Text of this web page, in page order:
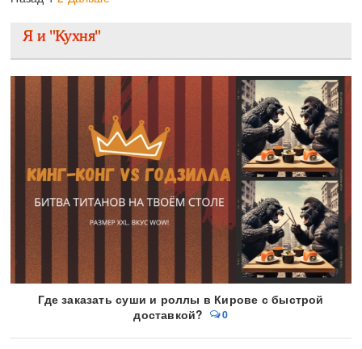
Я и "Кухня"
Где заказать суши и роллы в Кирове с быстрой
доставкой?
0